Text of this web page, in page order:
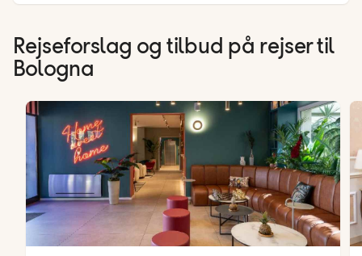
Rejseforslag og tilbud på rejser til
Bologna